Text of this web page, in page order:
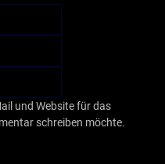
und Website für das
schreiben möchte.